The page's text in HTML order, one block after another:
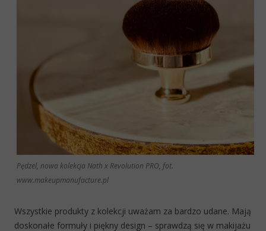
Pędzel, nowa kolekcja Nath x Revolution PRO, fot.
www.makeupmanufacture.pl
Wszystkie produkty z kolekcji uważam za bardzo udane. Mają
doskonałe formuły i piękny design – sprawdzą się w makijażu